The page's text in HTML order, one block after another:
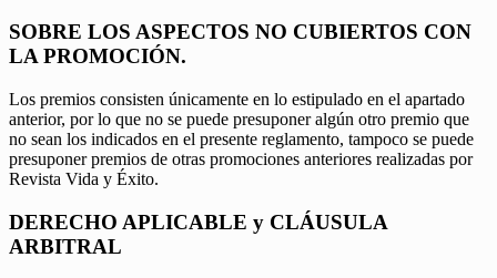
SOBRE LOS ASPECTOS NO CUBIERTOS CON
LA PROMOCIÓN.
Los premios consisten únicamente en lo estipulado en el apartado
anterior, por lo que no se puede presuponer algún otro premio que
no sean los indicados en el presente reglamento, tampoco se puede
presuponer premios de otras promociones anteriores realizadas por
Revista Vida y Éxito.
DERECHO APLICABLE y CLÁUSULA
ARBITRAL